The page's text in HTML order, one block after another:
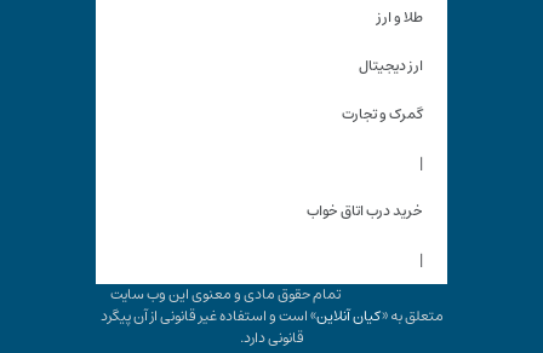
طلا و ارز
ارز دیجیتال
گمرک و تجارت
|
خرید درب اتاق خواب
|
تمام حقوق مادی و معنوی این وب سایت
متعلق به «کیان آنلاین» است و استفاده غیر قانونی از آن پیگرد
قانونی دارد.